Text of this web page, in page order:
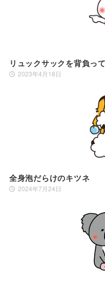
リュックサックを背負っ
2023年4月18日
全身泡だらけのキツネ
2024年7月24日